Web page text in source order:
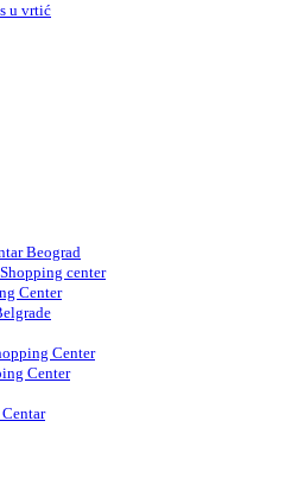
u vrtić
Beograd
center
Center
Center
Center